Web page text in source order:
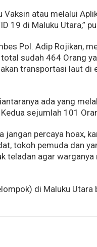
Vaksin atau melalui
19 di Maluku Utara,”
Pol. Adip Rojikan,
sudah 464 Orang
transportasi laut di
ada yang
sejumlah 101
percaya hoax,
tokoh pemuda dan
teladan agar warganya
di Maluku Utara